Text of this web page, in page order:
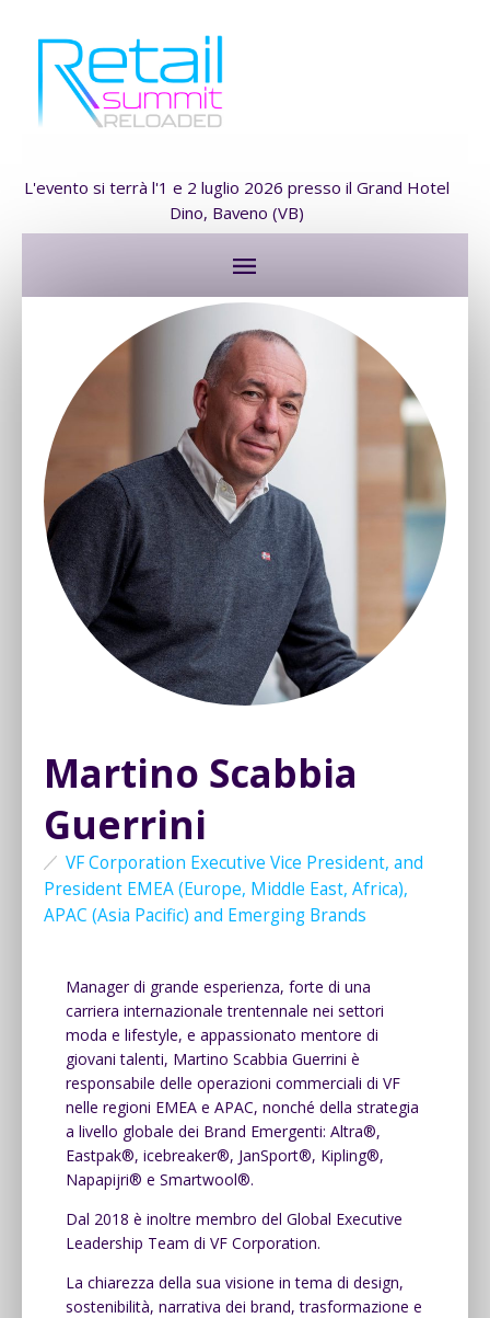
L'evento si terrà l'1 e 2 luglio 2026 presso il Grand Hotel
Dino, Baveno (VB)
Martino Scabbia
Guerrini
VF Corporation Executive Vice President, and
President EMEA (Europe, Middle East, Africa),
APAC (Asia Pacific) and Emerging Brands
Manager di grande esperienza, forte di una
carriera internazionale trentennale nei settori
moda e lifestyle, e appassionato mentore di
giovani talenti, Martino Scabbia Guerrini è
responsabile delle operazioni commerciali di VF
nelle regioni EMEA e APAC, nonché della strategia
a livello globale dei Brand Emergenti: Altra®,
Eastpak®, icebreaker®, JanSport®, Kipling®,
Napapijri® e Smartwool®.
Dal 2018 è inoltre membro del Global Executive
Leadership Team di VF Corporation.
La chiarezza della sua visione in tema di design,
sostenibilità, narrativa dei brand, trasformazione e